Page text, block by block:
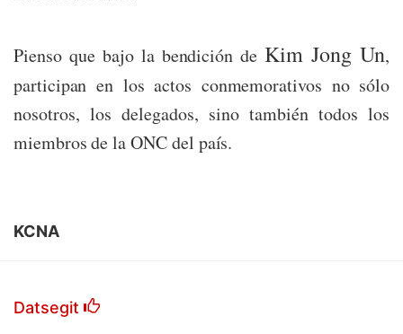
Pienso que bajo la bendición de Kim Jong Un,
participan en los actos conmemorativos no sólo
nosotros, los delegados, sino también todos los
miembros de la ONC del país.
KCNA
Datsegit